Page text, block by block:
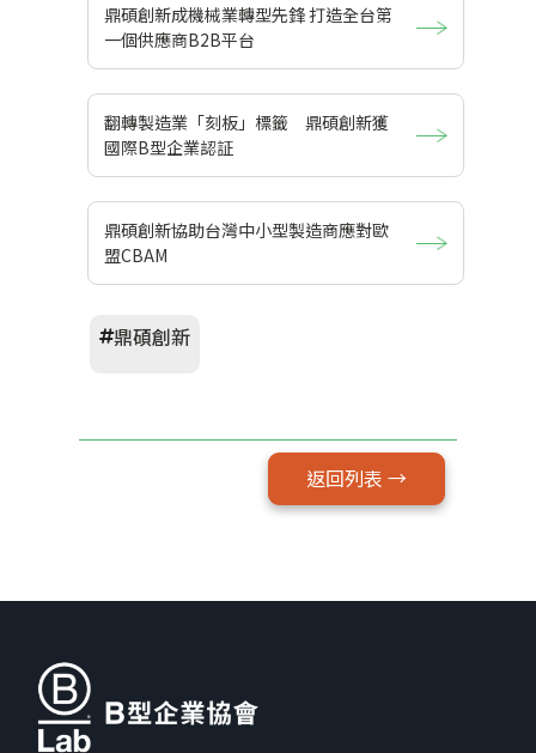
鼎碩創新成機械業轉型先鋒 打造全台第
一個供應商B2B平台
翻轉製造業「刻板」標籤 鼎碩創新獲
國際B型企業認証
鼎碩創新協助台灣中小型製造商應對歐
盟CBAM
鼎碩創新
返回列表 →